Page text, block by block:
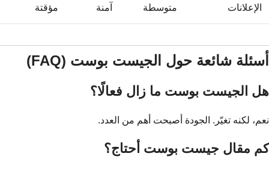
الإعلانات متوسطة آمنة مؤقتة
أسئلة شائعة حول الجيست بوست (FAQ)
هل الجيست بوست ما زال فعالًا؟
نعم، لكنه تغيّر. الجودة أصبحت أهم من العدد.
كم مقال جيست بوست أحتاج؟